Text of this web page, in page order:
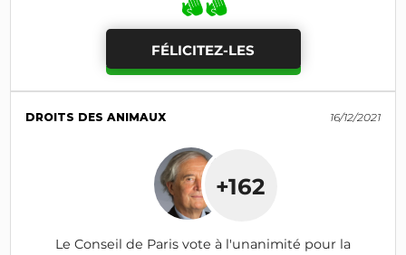
FÉLICITEZ-LES
DROITS DES ANIMAUX 16/12/2021
+162
Le Conseil de Paris vote à l'unanimité pour la